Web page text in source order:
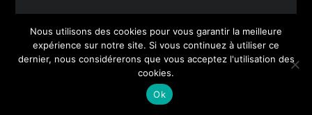
Nous utilisons des cookies pour vous garantir la meilleure
expérience sur notre site. Si vous continuez à utiliser ce
dernier, nous considérerons que vous acceptez l'utilisation des
cookies.
Ok